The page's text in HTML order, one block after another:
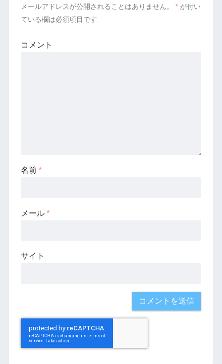
メールアドレスが公開されることはありません。 *が付い
ている欄は必須項目です
コメント
名前 *
メール *
サイト